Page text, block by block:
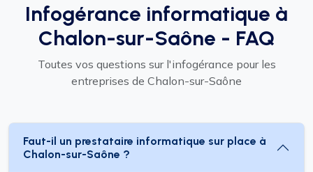
Infogérance informatique à
Chalon-sur-Saône - FAQ
Toutes vos questions sur l'infogérance pour les
entreprises de Chalon-sur-Saône
Faut-il un prestataire informatique sur place à
Chalon-sur-Saône ?